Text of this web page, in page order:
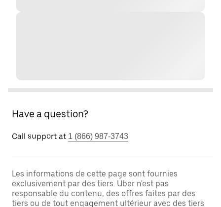
Have a question?
Call support at 1 (866) 987-3743
Les informations de cette page sont fournies
exclusivement par des tiers. Uber n'est pas
responsable du contenu, des offres faites par des
tiers ou de tout engagement ultérieur avec des tiers